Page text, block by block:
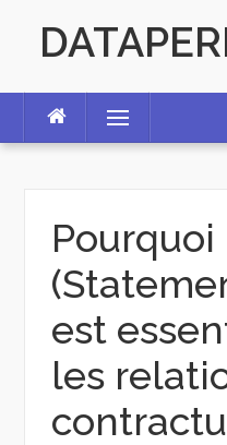
content
Menu
Pourquoi
est
les